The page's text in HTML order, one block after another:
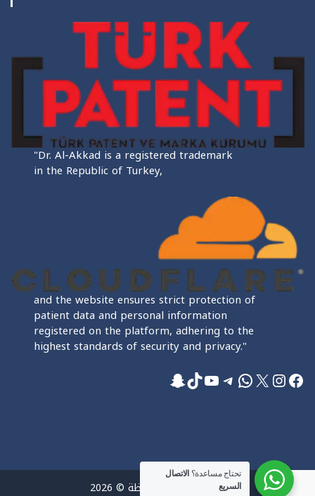
"Dr. Al-Akkad is a registered trademark
in the Republic of Turkey,
and the website ensures strict protection of
patient data and personal information
registered on the platform, adhering to the
highest standards of security and privacy."
فيسبوك
إنستجرام
إكسواتساب
تيليجرام
يوتيوب
تيك توك
سناب شات
جميع الحقوق محفوظة © 2026
تحتاج مساعدة؟ الاتصال
السريع